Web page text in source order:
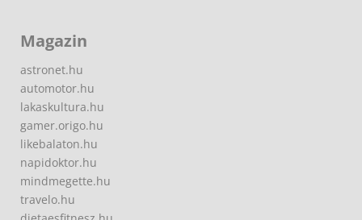
Magazin
astronet.hu
automotor.hu
lakaskultura.hu
gamer.origo.hu
likebalaton.hu
napidoktor.hu
mindmegette.hu
travelo.hu